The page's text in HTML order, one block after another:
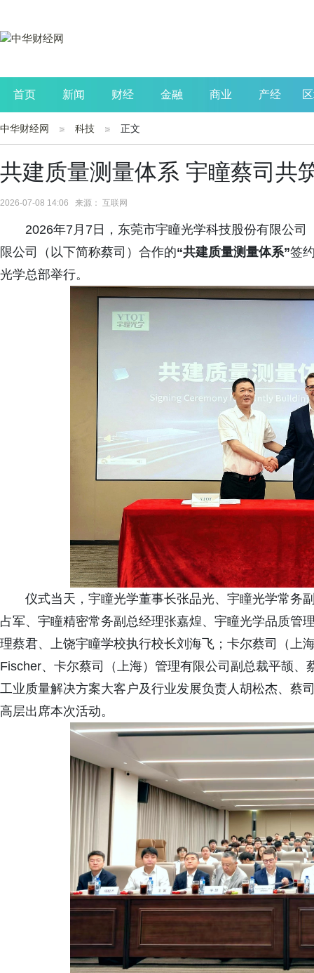
首页 新闻 财经 金融 商业 产经
公司 生活 读书
中华财经网 科技 正文
共建质量测量体系 宇瞳蔡司共
2026-07-08 14:06 来源： 互联网
2026年7月7日，东莞市宇瞳光学科技股份有限公
限公司（以下简称蔡司）合作的“共建质量测量体系”签
光学总部举行。
仪式当天，宇瞳光学董事长张品光、宇瞳光学常务
占军、宇瞳精密常务副总经理张嘉煌、宇瞳光学品质管
理蔡君、上饶宇瞳学校执行校长刘海飞；卡尔蔡司（上
Fischer、卡尔蔡司（上海）管理有限公司副总裁平颉
工业质量解决方案大客户及行业发展负责人胡松杰、蔡
高层出席本次活动。